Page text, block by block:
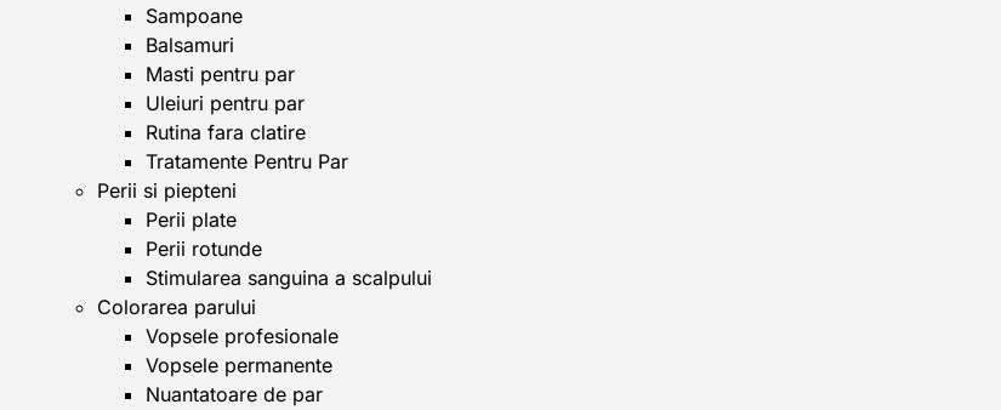
Sampoane
Balsamuri
Masti pentru par
Uleiuri pentru par
Rutina fara clatire
Tratamente Pentru Par
Perii si piepteni
Perii plate
Perii rotunde
Stimularea sanguina a scalpului
Colorarea parului
Vopsele profesionale
Vopsele permanente
Nuantatoare de par